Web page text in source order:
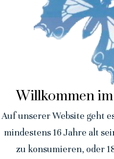
Willkommen
Auf unserer Website geht
mindestens 16 Jahre alt
zu konsumieren, oder